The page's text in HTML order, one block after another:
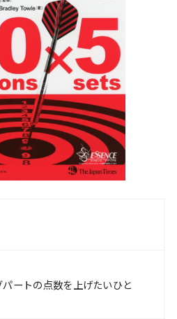
ートの点数を上げたいひと